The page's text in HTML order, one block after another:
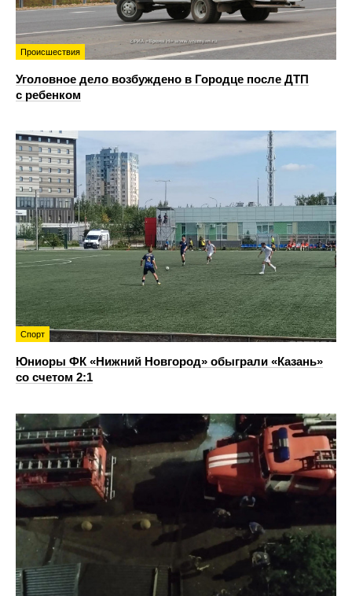
Происшествия
Уголовное дело возбуждено в Городце после ДТП
с ребенком
Спорт
Юниоры ФК «Нижний Новгород» обыграли «Казань»
со счетом 2:1